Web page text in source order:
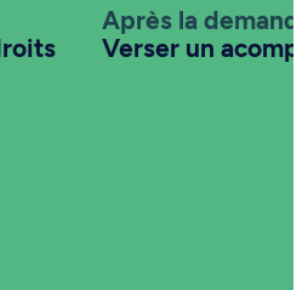
Après la
Verser un